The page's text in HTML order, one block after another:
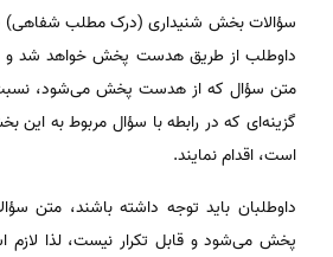
سؤالات بخش شنیداری (درک مطلب شفاهی)
داوطلب از طریق هدست پخش خواهد شد و
متن سؤال که از هدست پخش می‌شود، نسبت
گزینه‌ای که در رابطه با سؤال مربوط به
است، اقدام نمایند.
داوطلبان باید توجه داشته باشند، متن
پخش می‌شود و قابل تکرار نیست، لذا